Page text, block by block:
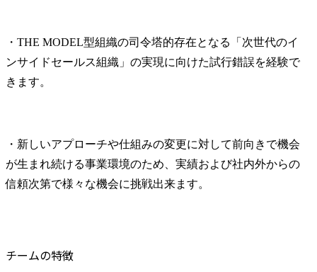
・THE MODEL型組織の司令塔的存在となる「次世代のイ
ンサイドセールス組織」の実現に向けた試行錯誤を経験で
きます。
・新しいアプローチや仕組みの変更に対して前向きで機会
が生まれ続ける事業環境のため、実績および社内外からの
信頼次第で様々な機会に挑戦出来ます。
チームの特徴